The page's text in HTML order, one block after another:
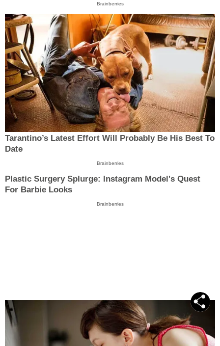
Brainberries
Tarantino’s Latest Effort Will Probably Be His Best To
Date
Brainberries
Plastic Surgery Splurge: Instagram Model's Quest
For Barbie Looks
Brainberries